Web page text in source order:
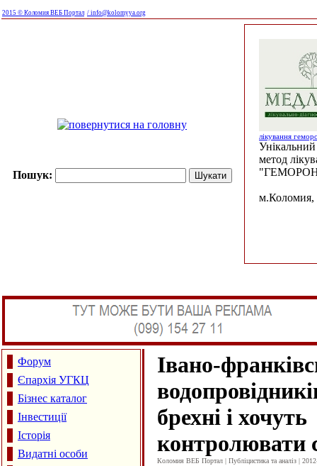
2015 © Коломия ВЕБ Портал / info@kolomyya.org
Пошук:
лікування
Унікальний
метод
м.Коломия,
Форум
Єпархія УГКЦ
Бізнес каталог
Інвестиції
Історія
Видатні особи
Івано-
брехні і хочуть
контролювати
Коломия ВЕБ Портал | Публіцистика та аналіз |